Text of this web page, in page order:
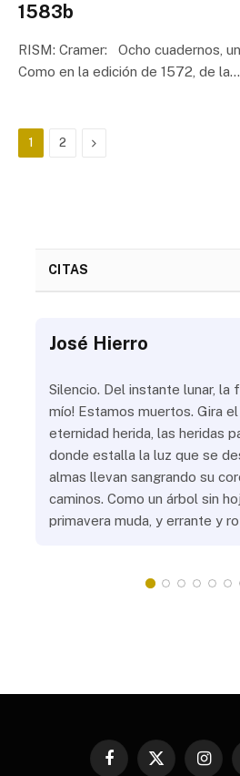
1583b
RISM: Cramer: Ocho cuadernos,
Como en la edición de 1572, de la…
1 2 Next
CITAS
José Hierro
Silencio. Del instante lunar, la
mío! Estamos muertos. Gira
eternidad herida, las heridas
donde estalla la luz que se
almas llevan sangrando su
caminos. Como un árbol sin
primavera muda, y errante y
Facebook
X